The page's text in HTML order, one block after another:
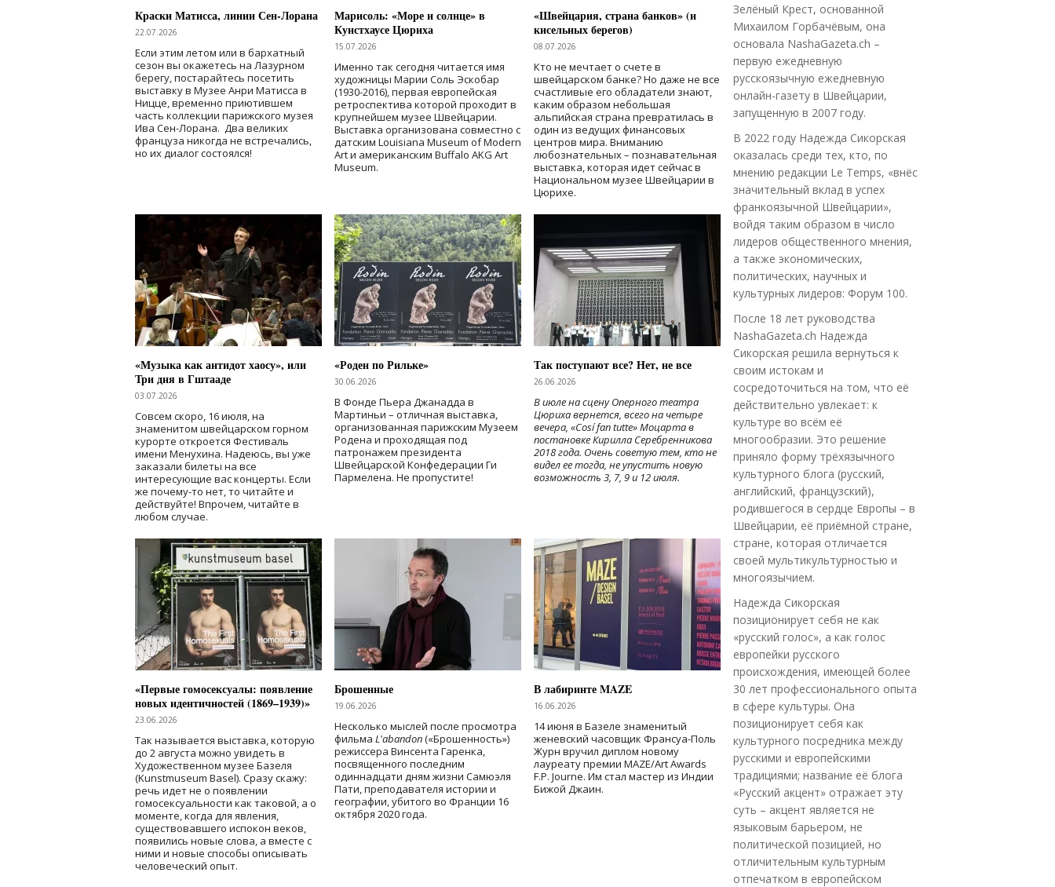
Краски Матисса, линии Сен-Лорана
22.07.2026
Если этим летом или в бархатный
сезон вы окажетесь на Лазурном
берегу, постарайтесь посетить
выставку в Музее Анри Матисса в
Ницце, временно приютившем
часть коллекции парижского музея
Ива Сен-Лорана. Два великих
француза никогда не встречались,
но их диалог состоялся!
Марисоль: «Море и солнце» в
Кунстхаусе Цюриха
15.07.2026
Именно так сегодня читается имя
художницы Марии Соль Эскобар
(1930-2016), первая европейская
ретроспектива которой проходит в
крупнейшем музее Швейцарии.
Выставка организована совместно с
датским Louisiana Museum of Modern
Art и американским Buffalo AKG Art
Museum.
«Швейцария, страна банков» (и
кисельных берегов)
08.07.2026
Кто не мечтает о счете в
швейцарском банке? Но даже не все
счастливые его обладатели знают,
каким образом небольшая
альпийская страна превратилась в
один из ведущих финансовых
центров мира. Вниманию
любознательных – познавательная
выставка, которая идет сейчас в
Национальном музее Швейцарии в
Цюрихе.
«Музыка как антидот хаосу», или
Три дня в Гштааде
03.07.2026
Совсем скоро, 16 июля, на
знаменитом швейцарском горном
курорте откроется Фестиваль
имени Менухина. Надеюсь, вы уже
заказали билеты на все
интересующие вас концерты. Если
же почему-то нет, то читайте и
действуйте! Впрочем, читайте в
любом случае.
«Роден по Рильке»
30.06.2026
В Фонде Пьера Джанадда в
Мартиньи – отличная выставка,
организованная парижским Музеем
Родена и проходящая под
патронажем президента
Швейцарской Конфедерации Ги
Пармелена. Не пропустите!
Так поступают все? Нет, не все
26.06.2026
В июле на сцену Оперного театра
Цюриха вернется, всего на четыре
вечера, «Cosí fan tutte» Моцарта в
постановке Кирилла Серебренникова
2018 года. Очень советую тем, кто не
видел ее тогда, не упустить новую
возможность 3, 7, 9 и 12 июля.
«Первые гомосексуалы: появление
новых идентичностей (1869–1939)»
23.06.2026
Так называется выставка, которую
до 2 августа можно увидеть в
Художественном музее Базеля
(Kunstmuseum Basel). Сразу скажу:
речь идет не о появлении
гомосексуальности как таковой, а о
моменте, когда для явления,
существовавшего испокон веков,
появились новые слова, а вместе с
ними и новые способы описывать
человеческий опыт.
Брошенные
19.06.2026
Несколько мыслей после просмотра
фильма L'abandon(«Брошенность»)
режиссера Винсента Гаренка,
посвященного последним
одиннадцати дням жизни Самюэля
Пати, преподавателя истории и
географии, убитого во Франции 16
октября 2020 года.
В лабиринте MAZE
16.06.2026
14 июня в Базеле знаменитый
женевский часовщик Франсуа-Поль
Журн вручил диплом новому
лауреату премии MAZE/Art Awards
F.P. Journe. Им стал мастер из Индии
Бижой Джаин.
Зелёный Крест, основанной
Михаилом Горбачёвым, она
основала NashaGazeta.ch –
первую ежедневную
русскоязычную ежедневную
онлайн-газету в Швейцарии,
запущенную в 2007 году.
В 2022 году Надежда Сикорская
оказалась среди тех, кто, по
мнению редакции Le Temps, «внёс
значительный вклад в успех
франкоязычной Швейцарии»,
войдя таким образом в число
лидеров общественного мнения,
а также экономических,
политических, научных и
культурных лидеров: Форум 100.
После 18 лет руководства
NashaGazeta.ch Надежда
Сикорская решила вернуться к
своим истокам и
сосредоточиться на том, что её
действительно увлекает: к
культуре во всём её
многообразии. Это решение
приняло форму трёхязычного
культурного блога (русский,
английский, французский),
родившегося в сердце Европы – в
Швейцарии, её приёмной стране,
стране, которая отличается
своей мультикультурностью и
многоязычием.
Надежда Сикорская
позиционирует себя не как
«русский голос», а как голос
европейки русского
происхождения, имеющей более
30 лет профессионального опыта
в сфере культуры. Она
позиционирует себя как
культурного посредника между
русскими и европейскими
традициями; название её блога
«Русский акцент» отражает эту
суть – акцент является не
языковым барьером, не
политической позицией, но
отличительным культурным
отпечатком в европейском